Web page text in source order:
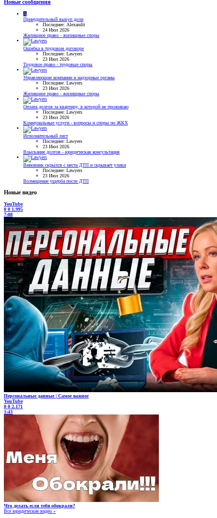
Новые сообщения
A
Принудительный выкуп доли
Последнее: Alexandit
24 Июл 2026
Жилищное право - жилищные споры
Ошибка в трудовом договоре
Последнее: Lawyers
23 Июл 2026
Трудовое право - трудовые споры
Управляющие компании и надзорные органы
Последнее: Lawyers
23 Июл 2026
Жилищное право - жилищные споры
Оплата долгов за квартиру, в которой не проживаю
Последнее: Lawyers
23 Июл 2026
Коммунальные услуги - вопросы и споры по ЖКХ
Исполнительный лист
Последнее: Lawyers
23 Июл 2026
Взыскание долгов - юридическая консультация
Виновник скрылся с места ДТП и скрывает улики
Последнее: Lawyers
23 Июл 2026
Возмещение ущерба после ДТП
Новые видео
YouTube
0 0 1.995
7:08
Персональные данные | Самое важное
YouTube
0 0 2.171
1:43
Что делать если тебя обокрали?
Все юридические видео »